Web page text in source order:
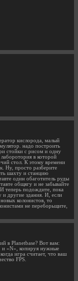
кислорода, малый
надо построить
стойки с рисом и одну
в которой
стол. К этому времени
Ну, просто разберите
шахту и станцию
один обаготитель руды
общягу и не забывайте
теперь подождите, пока
и другие здания. И, если
колонистов, то
не переборьщите,
в Planetbase? Вот вам:
и «N», копируя нужные
игра считает, что ваш
FPS.